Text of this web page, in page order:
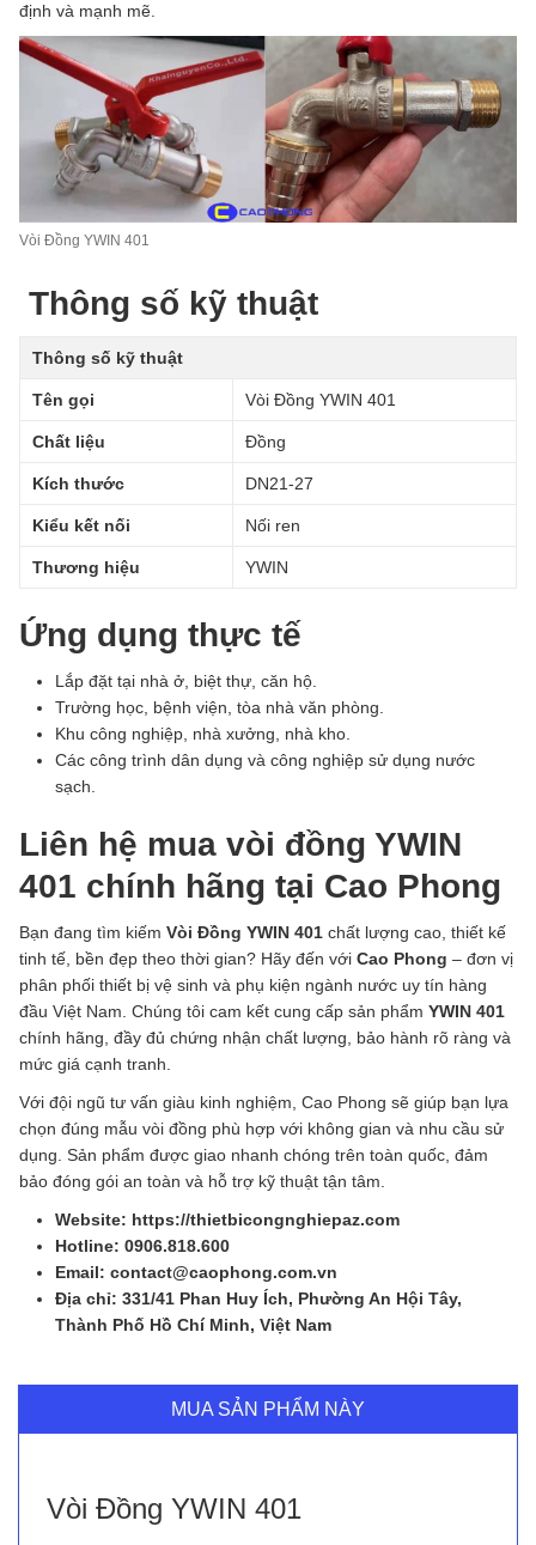
định và mạnh mẽ.
Vòi Đồng YWIN 401
Thông số kỹ thuật
Thông số kỹ thuật
Tên gọi Vòi Đồng YWIN 401
Chất liệu Đồng
Kích thước DN21-27
Kiểu kết nối Nối ren
Thương hiệu YWIN
Ứng dụng thực tế
Lắp đặt tại nhà ở, biệt thự, căn hộ.
Trường học, bệnh viện, tòa nhà văn phòng.
Khu công nghiệp, nhà xưởng, nhà kho.
Các công trình dân dụng và công nghiệp sử dụng nước
sạch.
Liên hệ mua vòi đồng YWIN
401 chính hãng tại Cao Phong
Bạn đang tìm kiếm Vòi Đồng YWIN 401 chất lượng cao, thiết kế
tinh tế, bền đẹp theo thời gian? Hãy đến với Cao Phong – đơn vị
phân phối thiết bị vệ sinh và phụ kiện ngành nước uy tín hàng
đầu Việt Nam. Chúng tôi cam kết cung cấp sản phẩm YWIN 401
chính hãng, đầy đủ chứng nhận chất lượng, bảo hành rõ ràng và
mức giá cạnh tranh.
Với đội ngũ tư vấn giàu kinh nghiệm, Cao Phong sẽ giúp bạn lựa
chọn đúng mẫu vòi đồng phù hợp với không gian và nhu cầu sử
dụng. Sản phẩm được giao nhanh chóng trên toàn quốc, đảm
bảo đóng gói an toàn và hỗ trợ kỹ thuật tận tâm.
Website: https://thietbicongnghiepaz.com
Hotline: 0906.818.600
Email: contact@caophong.com.vn
Địa chỉ: 331/41 Phan Huy Ích, Phường An Hội Tây,
Thành Phố Hồ Chí Minh, Việt Nam
MUA SẢN PHẨM NÀY
Vòi Đồng YWIN 401